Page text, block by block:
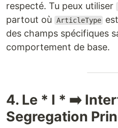
respecté. Tu peux utiliser
partout où ArticleType
des champs spécifiques
comportement de base.
4. Le * I * ➡️
Segregation